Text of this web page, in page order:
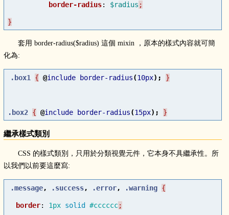
border-radius: $radius
}
套用 border-radius($radius) 這個 mixin ，原本的樣式內容就可簡
化為:
.box1 { @include border-radius(10px);
.box2 { @include border-radius(15px); }
繼承樣式類別
CSS 的樣式類別，只用於分類視覺元件，它本身不具繼承性。所
以我們以前要這麼寫:
.message, .success, .error, .warning
border: 1px solid #cccccc